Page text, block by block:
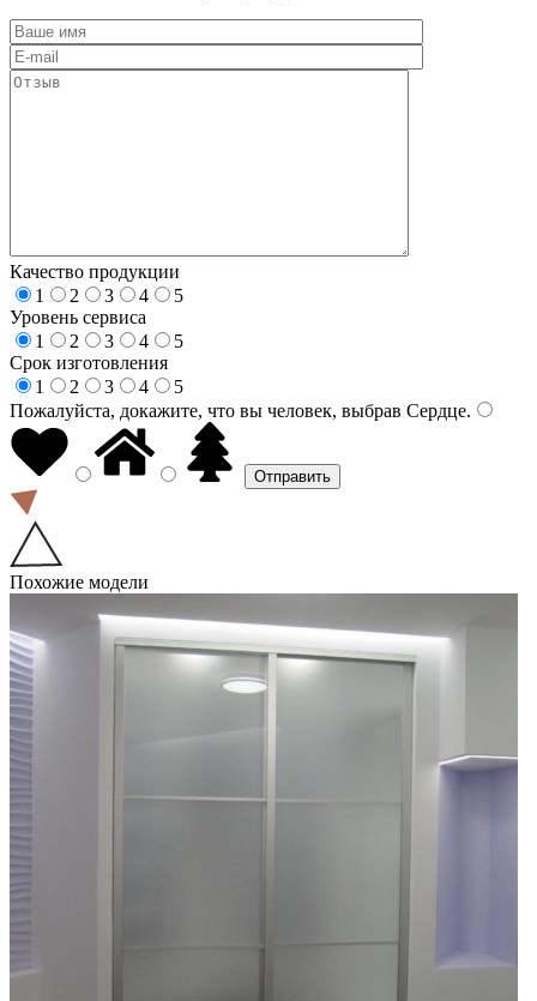
Качество продукции
1
2 3 4
5
Уровень сервиса
1
2 3 4
5
Срок изготовления
1
2 3 4
5
Пожалуйста, докажите, что вы человек, выбрав Сердце.
Похожие модели